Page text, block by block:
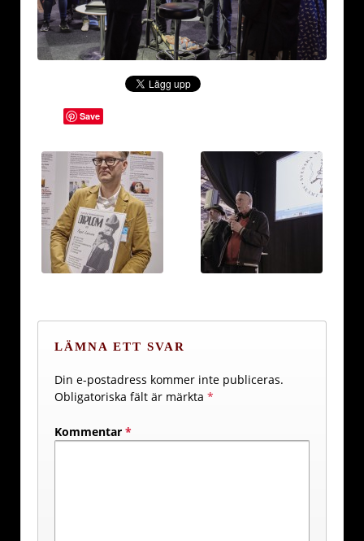
Save
LÄMNA ETT SVAR
Din e-postadress kommer inte publiceras.
Obligatoriska fält är märkta *
Kommentar *